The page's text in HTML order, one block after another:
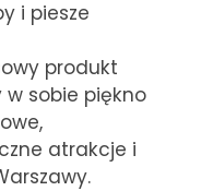
i piesze
produkt
w sobie piękno
atrakcje i